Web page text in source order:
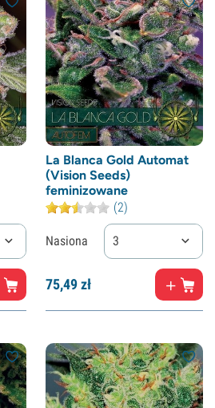
La Blanca Gold Automat
(Vision Seeds)
feminizowane
(2)
Nasiona 3
75,49zł